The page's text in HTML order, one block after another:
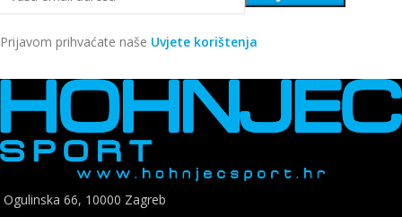
Prijavom prihvaćate naše Uvjete korištenja
Ogulinska 66, 10000 Zagreb